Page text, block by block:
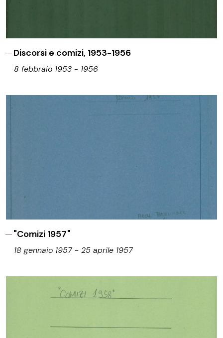
Discorsi e comizi, 1953-1956
8 febbraio 1953 - 1956
"Comizi 1957"
18 gennaio 1957 - 25 aprile 1957